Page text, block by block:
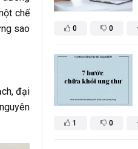
chế
sao
đại
0 0
1 0